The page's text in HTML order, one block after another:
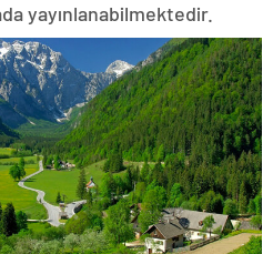
yayınlanabilmektedir.